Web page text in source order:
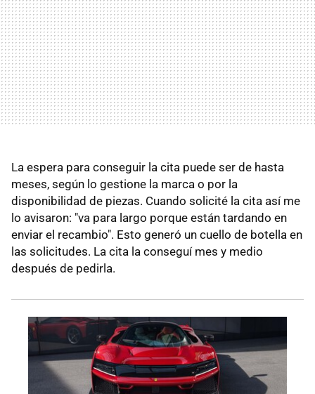
La espera para conseguir la cita puede ser de hasta
meses, según lo gestione la marca o por la
disponibilidad de piezas. Cuando solicité la cita así me
lo avisaron: "va para largo porque están tardando en
enviar el recambio". Esto generó un cuello de botella en
las solicitudes. La cita la conseguí mes y medio
después de pedirla.